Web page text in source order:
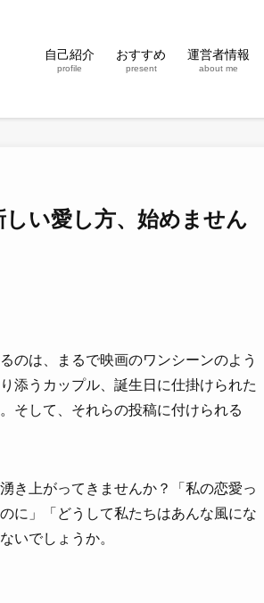
自己紹介
profile
おすすめ
present
運営者情報
about me
い愛し方、始めません
のは、まるで映画のワンシーンのよう
添うカップル、誕生日に仕掛けられた
そして、それらの投稿に付けられる
き上がってきませんか？「私の恋愛っ
に」「どうして私たちはあんな風にな
いでしょうか。